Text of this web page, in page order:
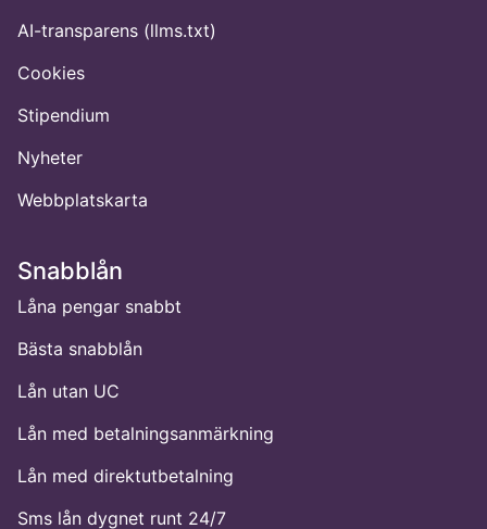
AI-transparens (llms.txt)
Cookies
Stipendium
Nyheter
Webbplatskarta
Snabblån
Låna pengar snabbt
Bästa snabblån
Lån utan UC
Lån med betalningsanmärkning
Lån med direktutbetalning
Sms lån dygnet runt 24/7